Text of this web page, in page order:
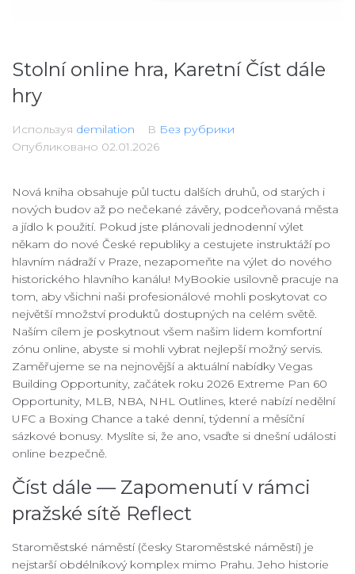
Stolní online hra, Karetní Číst dále
hry
Используя demilation В Без рубрики
Опубликовано 02.01.2026
Nová kniha obsahuje půl tuctu dalších druhů, od starých i
nových budov až po nečekané závěry, podceňovaná města
a jídlo k použití. Pokud jste plánovali jednodenní výlet
někam do nové České republiky a cestujete instruktáží po
hlavním nádraží v Praze, nezapomeňte na výlet do nového
historického hlavního kanálu! MyBookie usilovně pracuje na
tom, aby všichni naši profesionálové mohli poskytovat co
největší množství produktů dostupných na celém světě.
Naším cílem je poskytnout všem našim lidem komfortní
zónu online, abyste si mohli vybrat nejlepší možný servis.
Zaměřujeme se na nejnovější a aktuální nabídky Vegas
Building Opportunity, začátek roku 2026 Extreme Pan 60
Opportunity, MLB, NBA, NHL Outlines, které nabízí nedělní
UFC a Boxing Chance a také denní, týdenní a měsíční
sázkové bonusy. Myslíte si, že ano, vsaďte si dnešní události
online bezpečně.
Číst dále — Zapomenutí v rámci
pražské sítě Reflect
Staroměstské náměstí (česky Staroměstské náměstí) je
nejstarší obdélníkový komplex mimo Prahu. Jeho historie